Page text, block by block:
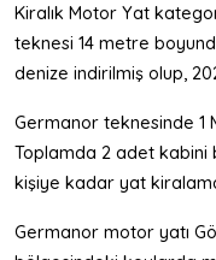
Kiralık Motor Yat
teknesi 14 metre
denize indirilmiş olup,
Germanor teknesinde 1
Toplamda 2 adet kabini
kişiye kadar yat
Germanor motor yatı